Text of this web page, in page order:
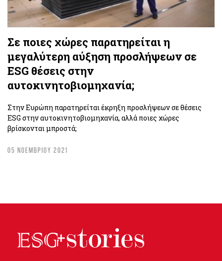
Σε ποιες χώρες παρατηρείται η
μεγαλύτερη αύξηση προσλήψεων σε
ESG θέσεις στην
αυτοκινητοβιομηχανία;
Στην Ευρώπη παρατηρείται έκρηξη προσλήψεων σε θέσεις
ESG στην αυτοκινητοβιομηχανία, αλλά ποιες χώρες
βρίσκονται μπροστά;
05 ΝΟΕΜΒΡΙΟΥ 2021